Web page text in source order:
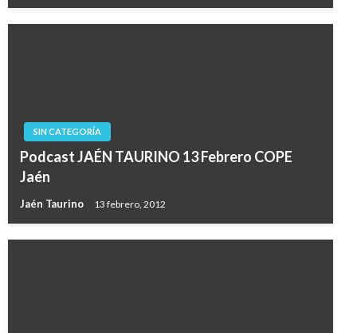
SIN CATEGORÍA
Podcast JAÉN TAURINO 13 Febrero COPE
Jaén
Jaén Taurino 13 febrero, 2012